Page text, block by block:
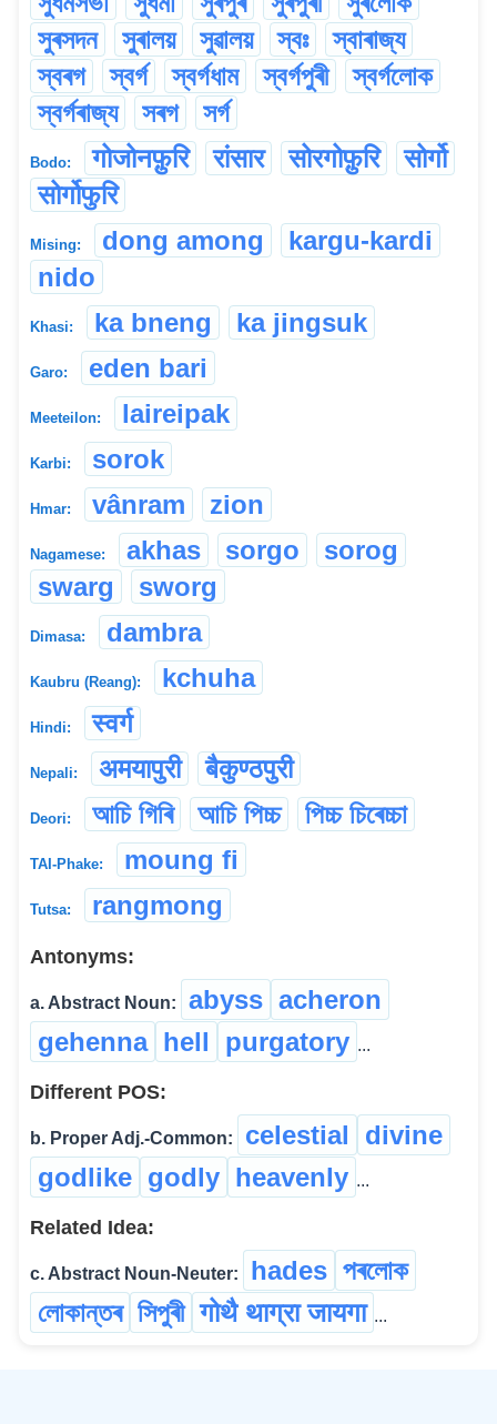
সুৰসদন
সুৰালয় সুৱালয় স্বঃ
স্বাৰাজ্য
স্বৰগ
স্বৰ্গ স্বৰ্গধাম স্বৰ্গপুৰী
স্বৰ্গলোক
স্বৰ্গৰাজ্য
সৰগ সৰ্গ
Bodo: गोजोनफ़ुरि रांसार सोरगोफ़ुरि
सोर्गो
सोर्गोफुरि
Mising: dong among
kargu-kardi
nido
Khasi: ka bneng ka jingsuk
Garo: eden bari
Meeteilon: laireipak
Karbi: sorok
Hmar: vânram zion
Nagamese: akhas sorgo
sorog
swarg
sworg
Dimasa: dambra
Kaubru (Reang): kchuha
Hindi: स्वर्ग
Nepali: अम‌य‌ापुरी बैकुण्ठपुरी
Deori: আচি গিৰি আচি পিচ্চ পিচ্চ চিৰেচ্চা
TAI-Phake: moung fi
Tutsa: rangmong
Antonyms:
a. Abstract Noun: abyss acheron
gehenna hell purgatory ...
Different POS:
b. Proper Adj.-Common: celestial
divine
godlike godly heavenly ...
Related Idea:
c. Abstract Noun-Neuter: hades পৰলোক
লোকান্তৰ সিপুৰী गोथै थाग्रा जायगा ...